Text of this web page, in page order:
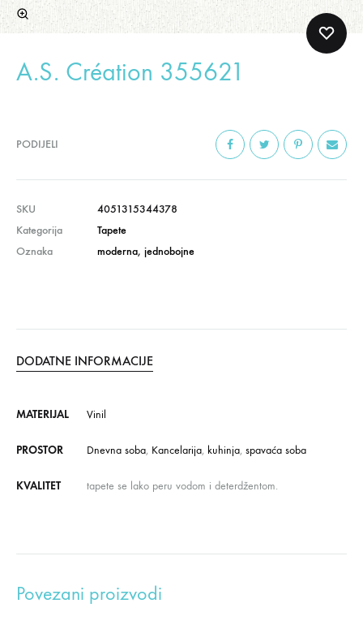
A.S. Création 355621
PODIJELI
SKU
4051315344378
Kategorija
Tapete
Oznaka
moderna, jednobojne
DODATNE INFORMACIJE
MATERIJAL Vinil
PROSTOR Dnevna soba, Kancelarija, kuhinja, spavaća soba
KVALITET tapete se lako peru vodom i deterdžentom.
Povezani proizvodi